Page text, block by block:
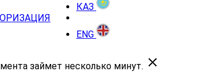
КАЗ
ENG
займет несколько минут.